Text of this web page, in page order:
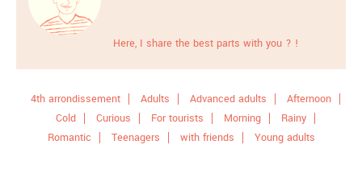
Here, I share the best parts with you ? !
4th arrondissement Adults Advanced adults
Afternoon
Cold
Curious For tourists Morning
Rainy
Romantic
Teenagers with friends Young adults